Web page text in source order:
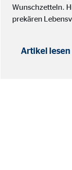
Wunschzetteln.
prekären
Artikel lesen